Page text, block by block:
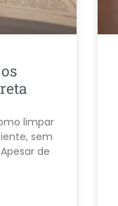
limpar
sem
de